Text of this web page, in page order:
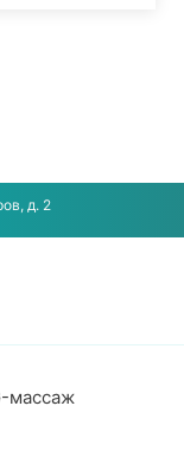
д. 2
массаж